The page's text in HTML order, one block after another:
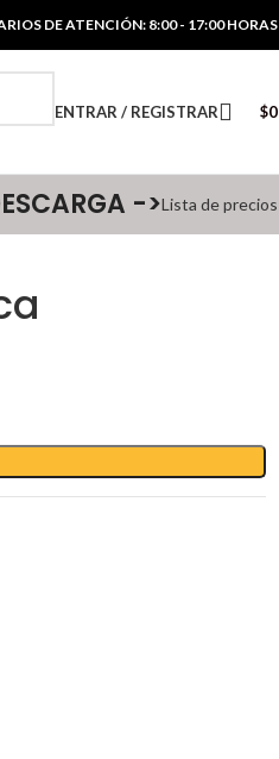
DE ATENCIÓN: 8:00 - 17:00 HORAS
ENTRAR / REGISTRAR $0
->Lista de precios